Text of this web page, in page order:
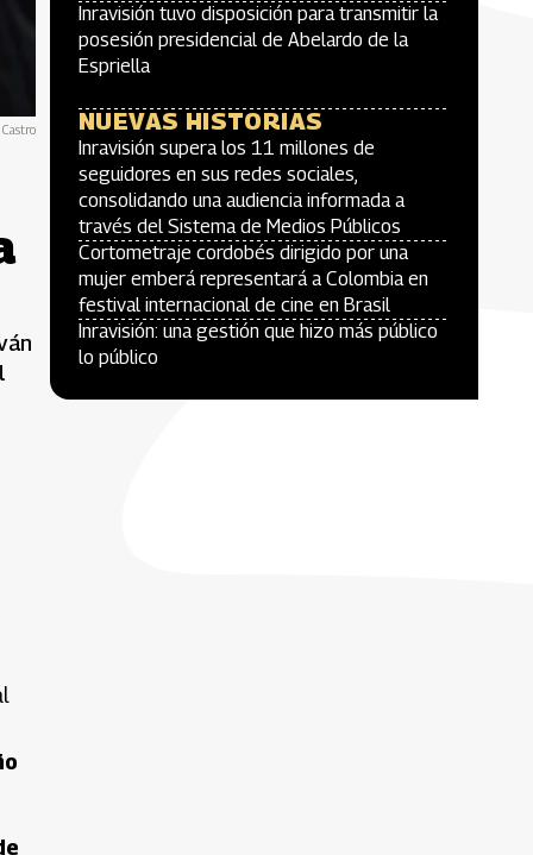
Castro
Inravisión tuvo disposición para transmitir la
posesión presidencial de Abelardo de la
Espriella
NUEVAS HISTORIAS
Inravisión supera los 11 millones de
seguidores en sus redes sociales,
consolidando una audiencia informada a
través del Sistema de Medios Públicos
Cortometraje cordobés dirigido por una
mujer emberá representará a Colombia en
festival internacional de cine en Brasil
Inravisión: una gestión que hizo más público
lo público